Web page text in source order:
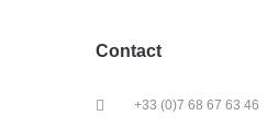
Contact
+33 (0)7 68 67 63 46